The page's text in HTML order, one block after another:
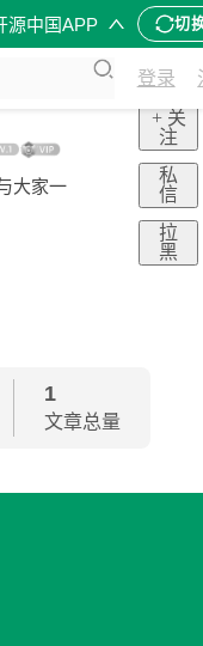
源中国APP 切
登录
大家一
+ 关
注
私
信
拉
黑
1
文章总量